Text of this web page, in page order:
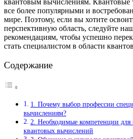
все более популярными и
мире. Поэтому, если вы хотите
перспективную область, следуйте
рекомендациям, чтобы успешно
стать специалистом в области
Содержание
1. Почему выбор профессии
вычислениям?
2. Необходимые компетенции для
квантовых вычислений